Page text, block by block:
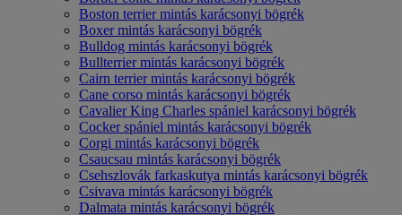
Boston terrier mintás karácsonyi bögrék
Boxer mintás karácsonyi bögrék
Bulldog mintás karácsonyi bögrék
Bullterrier mintás karácsonyi bögrék
Cairn terrier mintás karácsonyi bögrék
Cane corso mintás karácsonyi bögrék
Cavalier King Charles spániel karácsonyi bögrék
Cocker spániel mintás karácsonyi bögrék
Corgi mintás karácsonyi bögrék
Csaucsau mintás karácsonyi bögrék
Csehszlovák farkaskutya mintás karácsonyi bögrék
Csivava mintás karácsonyi bögrék
Dalmata mintás karácsonyi bögrék